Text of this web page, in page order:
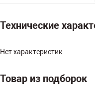
Технические
Нет характеристик
Товар из подборок